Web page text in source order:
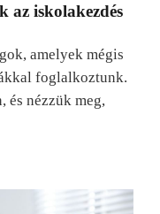
az iskolakezdés
amelyek mégis
foglalkoztunk.
és nézzük meg,